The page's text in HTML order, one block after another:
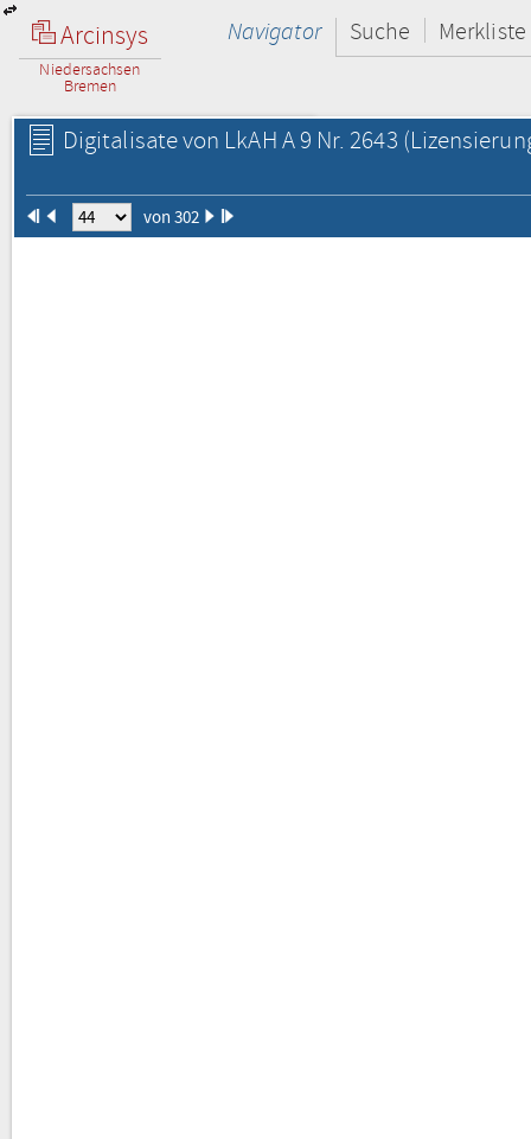
Arcinsys
Niedersachsen
Bremen
Navigator Suche Merkliste
Digitalisate von LkAH A 9 Nr. 2643
von 302